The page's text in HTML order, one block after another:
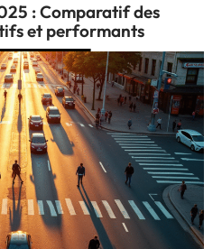
: Comparatif des
et performants